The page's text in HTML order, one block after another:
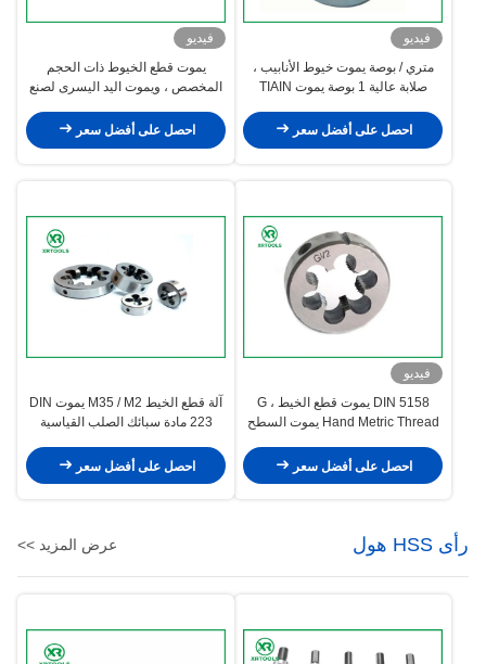
فيديو
متري / بوصة يموت خيوط الأنابيب ،
صلابة عالية 1 بوصة يموت TIAIN
احصل على أفضل سعر
فيديو
يموت قطع الخيوط ذات الحجم
المخصص ، ويموت اليد اليسرى لصنع
احصل على أفضل سعر
فيديو
DIN 5158 يموت قطع الخيط ، G
Hand Metric Thread يموت السطح
احصل على أفضل سعر
آلة قطع الخيط M35 / M2 يموت DIN
223 مادة سبائك الصلب القياسية
احصل على أفضل سعر
رأى HSS هول عرض المزيد >>